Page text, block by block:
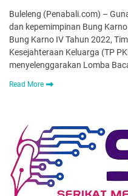
Buleleng (Penabali.com) –
dan kepemimpinan Bung
Bung Karno IV Tahun 2022,
Kesejahteraan Keluarga (TP
menyelenggarakan Lomba
Read More